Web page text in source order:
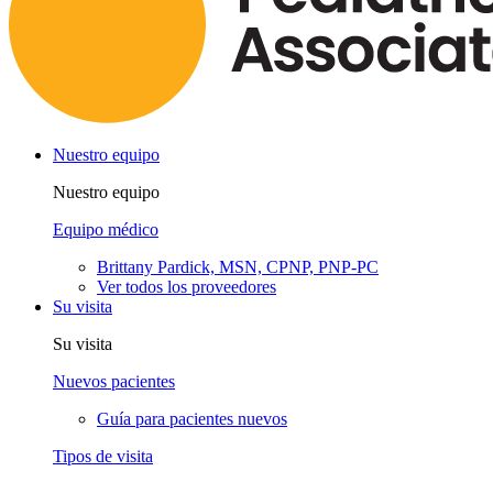
Nuestro equipo
Nuestro equipo
Equipo médico
Brittany Pardick, MSN, CPNP, PNP-PC
Ver todos los proveedores
Su visita
Su visita
Nuevos pacientes
Guía para pacientes nuevos
Tipos de visita